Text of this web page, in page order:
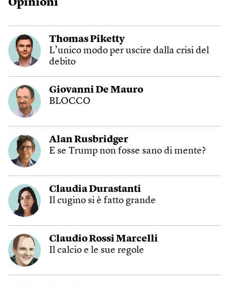
Opinioni
Thomas Piketty
L’unico modo per uscire dalla crisi del
debito
Giovanni De Mauro
BLOCCO
Alan Rusbridger
E se Trump non fosse sano di mente?
Claudia Durastanti
Il cugino si è fatto grande
Claudio Rossi Marcelli
Il calcio e le sue regole